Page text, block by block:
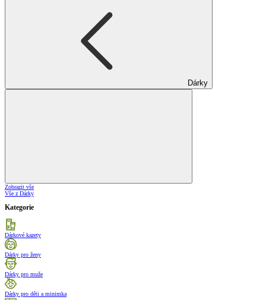
Dárky
Zobrazit vše
Vše z Dárky
Kategorie
Dárkové kazety
Dárky pro ženy
Dárky pro muže
Dárky pro děti a minimka